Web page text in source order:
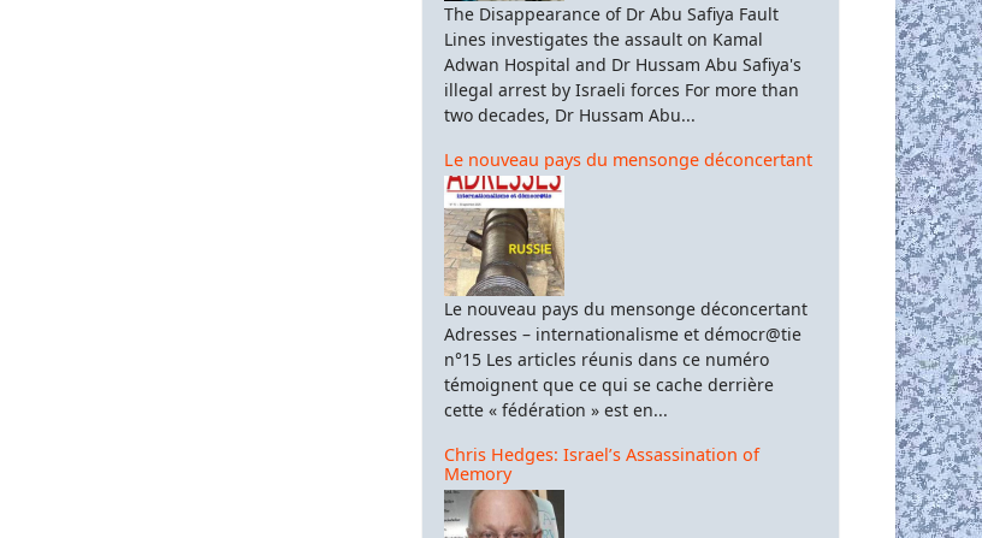
The Disappearance of Dr Abu Safiya Fault
Lines investigates the assault on Kamal
Adwan Hospital and Dr Hussam Abu Safiya's
illegal arrest by Israeli forces For more than
two decades, Dr Hussam Abu...
Le nouveau pays du mensonge déconcertant
Le nouveau pays du mensonge déconcertant
Adresses – internationalisme et démocr@tie
n°15 Les articles réunis dans ce numéro
témoignent que ce qui se cache derrière
cette « fédération » est en...
Chris Hedges: Israel’s Assassination of
Memory